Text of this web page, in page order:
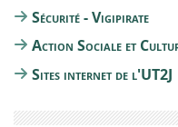
Sécurité - Vigipirate
Action Sociale et
Sites internet de l'UT2J